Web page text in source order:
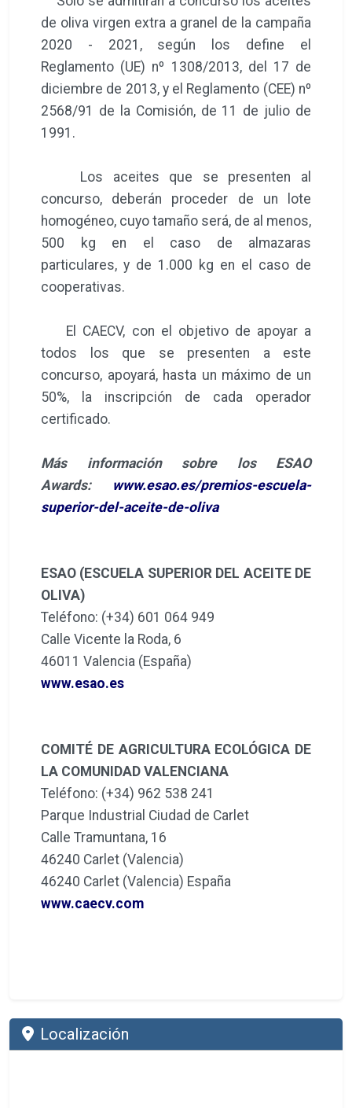
de oliva virgen extra a granel de la campaña
2020 - 2021, según los define el
Reglamento (UE) nº 1308/2013, del 17 de
diciembre de 2013, y el Reglamento (CEE) nº
2568/91 de la Comisión, de 11 de julio de
1991.
Los aceites que se presenten al
concurso, deberán proceder de un lote
homogéneo, cuyo tamaño será, de al menos,
500 kg en el caso de almazaras
particulares, y de 1.000 kg en el caso de
cooperativas.
El CAECV, con el objetivo de apoyar a
todos los que se presenten a este
concurso, apoyará, hasta un máximo de un
50%, la inscripción de cada operador
certificado.
Más información sobre los ESAO
Awards: www.esao.es/premios-escuela-
superior-del-aceite-de-oliva
ESAO (ESCUELA SUPERIOR DEL ACEITE DE
OLIVA)
Teléfono: (+34) 601 064 949
Calle Vicente la Roda, 6
46011 Valencia (España)
www.esao.es
COMITÉ DE AGRICULTURA ECOLÓGICA DE
LA COMUNIDAD VALENCIANA
Teléfono: (+34) 962 538 241
Parque Industrial Ciudad de Carlet
Calle Tramuntana, 16
46240 Carlet (Valencia)
46240 Carlet (Valencia) España
www.caecv.com
Localización